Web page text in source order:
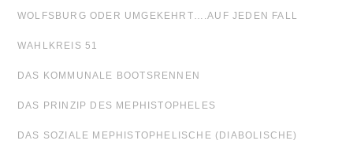
WOLFSBURG ODER UMGEKEHRT….AUF JEDEN FALL
WAHLKREIS 51
DAS KOMMUNALE BOOTSRENNEN
DAS PRINZIP DES MEPHISTOPHELES
DAS SOZIALE MEPHISTOPHELISCHE (DIABOLISCHE)